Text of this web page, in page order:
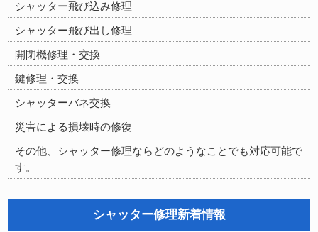
シャッター飛び込み修理
シャッター飛び出し修理
開閉機修理・交換
鍵修理・交換
シャッターバネ交換
災害による損壊時の修復
その他、シャッター修理ならどのようなことでも対応可能で
す。
シャッター修理新着情報